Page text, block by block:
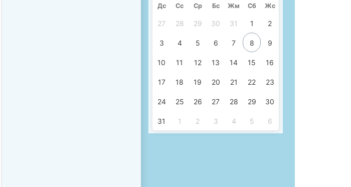
Дс Сc Ср Бс Жм Сб Жс
27 28 29 30 31 1 2
3 4 5 6 7 8 9
10 11 12 13 14 15 16
17 18 19 20 21 22 23
24 25 26 27 28 29 30
31 1 2 3 4 5 6